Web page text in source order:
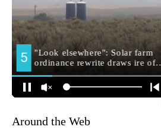
Around the Web